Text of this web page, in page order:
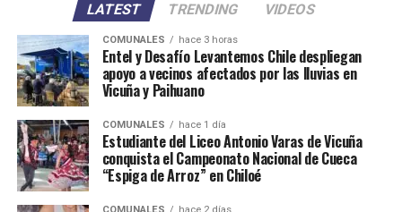
LATEST TRENDING VIDEOS
COMUNALES hace 3 horas
Entel y Desafío Levantemos Chile despliegan
apoyo a vecinos afectados por las lluvias en
Vicuña y Paihuano
COMUNALES hace 1 día
Estudiante del Liceo Antonio Varas de Vicuña
conquista el Campeonato Nacional de Cueca
“Espiga de Arroz” en Chiloé